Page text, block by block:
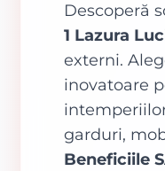
Descoperă
1 Lazura
externi.
inovatoare
garduri,
Beneficiile